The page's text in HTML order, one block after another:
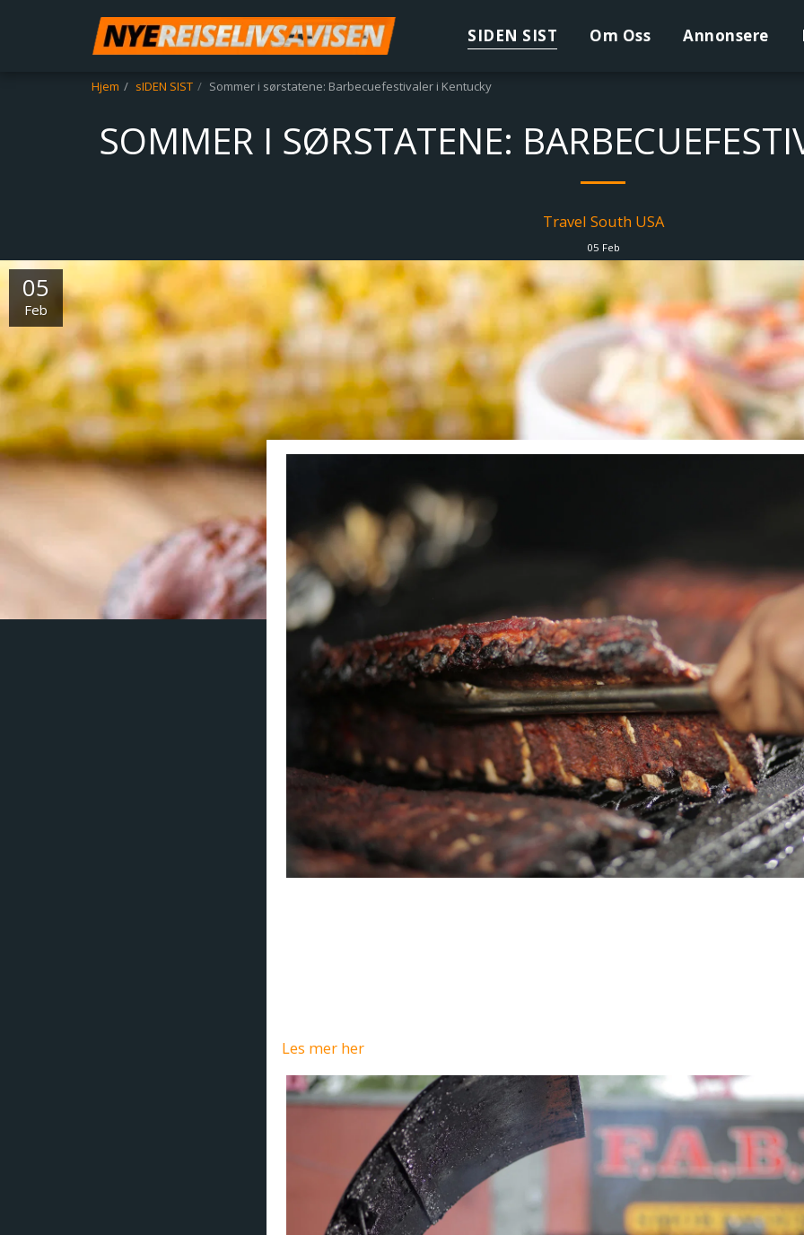
SIDEN SIST Om Oss Annonsere
Hjem sIDEN SIST Sommer i sørstatene: Barbecuefestivaler i Kentucky
SOMMER I SØRSTATENE:
Travel South USA
05 Feb
05
Feb
Les mer her.